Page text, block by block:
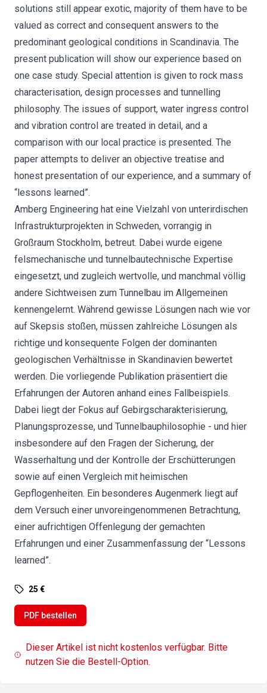
solutions still appear exotic, majority of them have to be
valued as correct and consequent answers to the
predominant geological conditions in Scandinavia. The
present publication will show our experience based on
one case study. Special attention is given to rock mass
characterisation, design processes and tunnelling
philosophy. The issues of support, water ingress control
and vibration control are treated in detail, and a
comparison with our local practice is presented. The
paper attempts to deliver an objective treatise and
honest presentation of our experience, and a summary of
“lessons learned”.
Amberg Engineering hat eine Vielzahl von unterirdischen
Infrastrukturprojekten in Schweden, vorrangig in
Großraum Stockholm, betreut. Dabei wurde eigene
felsmechanische und tunnelbautechnische Expertise
eingesetzt, und zugleich wertvolle, und manchmal völlig
andere Sichtweisen zum Tunnelbau im Allgemeinen
kennengelernt. Während gewisse Lösungen nach wie vor
auf Skepsis stoßen, müssen zahlreiche Lösungen als
richtige und konsequente Folgen der dominanten
geologischen Verhältnisse in Skandinavien bewertet
werden. Die vorliegende Publikation präsentiert die
Erfahrungen der Autoren anhand eines Fallbeispiels.
Dabei liegt der Fokus auf Gebirgscharakterisierung,
Planungsprozesse, und Tunnelbauphilosophie - und hier
insbesondere auf den Fragen der Sicherung, der
Wasserhaltung und der Kontrolle der Erschütterungen
sowie auf einen Vergleich mit heimischen
Gepflogenheiten. Ein besonderes Augenmerk liegt auf
dem Versuch einer unvoreingenommenen Betrachtung,
einer aufrichtigen Offenlegung der gemachten
Erfahrungen und einer Zusammenfassung der “Lessons
learned”.
25 €
PDF bestellen
Dieser Artikel ist nicht kostenlos verfügbar. Bitte
nutzen Sie die Bestell-Option.